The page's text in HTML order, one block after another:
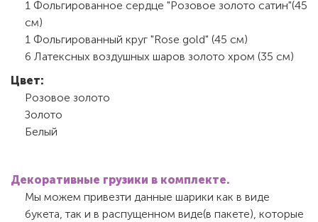
1 Фольгированное сердце "Розовое золото сатин"(45
см)
1 Фольгированный круг "Rose gold" (45 см)
6 Латексных воздушных шаров золото хром (35 см)
Цвет:
Розовое золото
Золото
Белый
Декоративные грузики в комплекте.
Мы можем привезти данные шарики как в виде
букета, так и в распущенном виде(в пакете), которые